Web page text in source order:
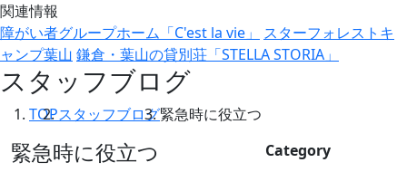
関連情報
障がい者グループホーム「C'est la vie」
スターフォレストキ
ャンプ葉山 鎌倉・葉山の貸別荘「STELLA STORIA」
スタッフブログ
TOPスタッフブログ緊急時に役立つ
緊急時に役立つ
Category